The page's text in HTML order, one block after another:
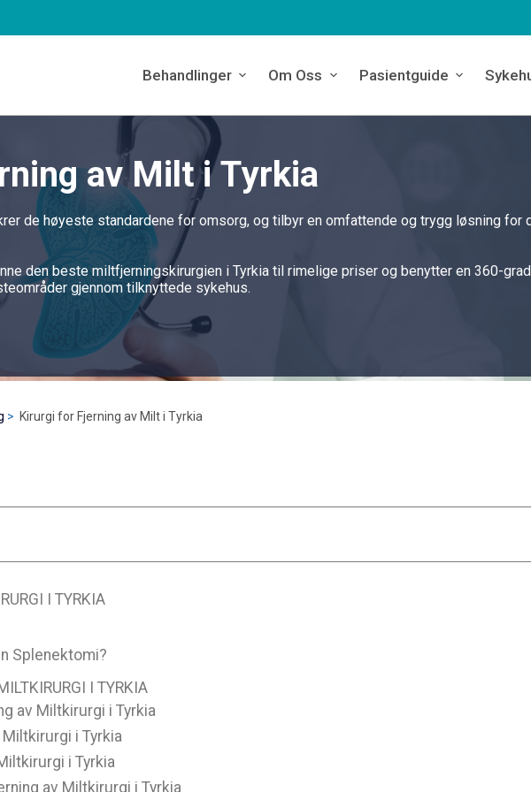
Behandlinger Om Oss Pasientguide
av Milt i Tyrkia
de høyeste standardene for omsorg, og tilbyr en omfattende og trygg løsning for
den beste miltfjerningskirurgien i Tyrkia til rimelige priser og benytter en 360-
gjennom tilknyttede sykehus.
Kirurgi for Fjerning av Milt i Tyrkia
I TYRKIA
Splenektomi?
I TYRKIA
av Miltkirurgi i Tyrkia
i Tyrkia
i Tyrkia
av Miltkirurgi i Tyrkia